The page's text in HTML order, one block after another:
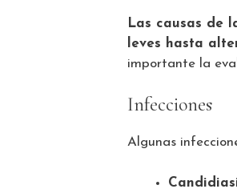
Las causas de
leves hasta
importante la
Infecciones
Algunas